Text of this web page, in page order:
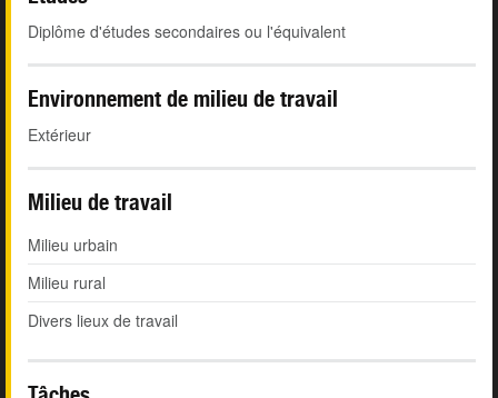
Diplôme d'études secondaires ou l'équivalent
Environnement de milieu de travail
Extérieur
Milieu de travail
Milieu urbain
Milieu rural
Divers lieux de travail